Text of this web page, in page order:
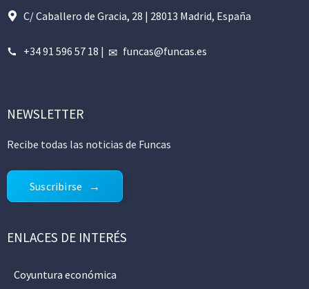
C/ Caballero de Gracia, 28 | 28013 Madrid, España
+34 91 596 57 18 | funcas@funcas.es
NEWSLETTER
Recibe todas las noticias de Funcas
Suscribirse
ENLACES DE INTERÉS
Coyuntura económica